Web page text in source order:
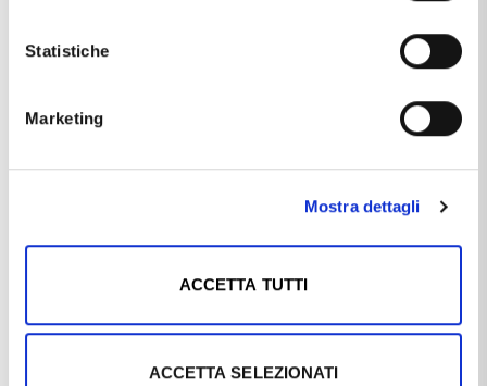
Statistiche
Marketing
Mostra dettagli
ACCETTA TUTTI
ACCETTA SELEZIONATI
DEBORA